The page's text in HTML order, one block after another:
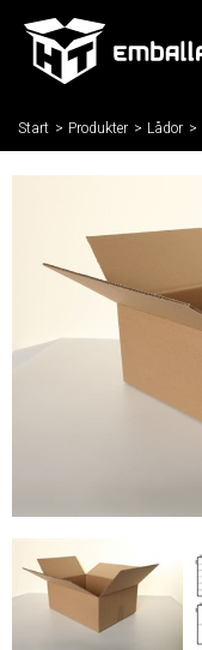
Start / Produkter / Lådor /